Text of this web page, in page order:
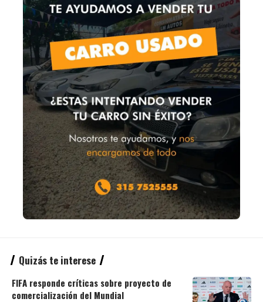
Quizás te interese
FIFA responde críticas sobre proyecto de
comercialización del Mundial